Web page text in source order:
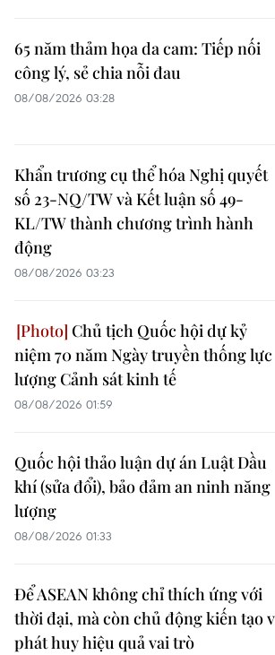
65 năm thảm họa da cam: Tiếp nối
công lý, sẻ chia nỗi đau
08/08/2026 03:28
Khẩn trương cụ thể hóa Nghị quyết
số 23-NQ/TW và Kết luận số 49-
KL/TW thành chương trình hành
động
08/08/2026 03:23
Chủ tịch Quốc hội dự kỷ
niệm 70 năm Ngày truyền thống lực
lượng Cảnh sát kinh tế
08/08/2026 01:59
Quốc hội thảo luận dự án Luật Dầu
khí (sửa đổi), bảo đảm an ninh năng
lượng
08/08/2026 01:33
Để ASEAN không chỉ thích ứng với
thời đại, mà còn chủ động kiến tạo
phát huy hiệu quả vai trò